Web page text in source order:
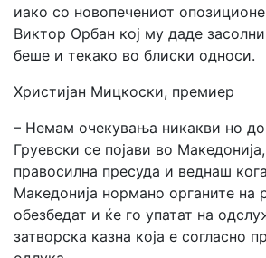
иако со новопечениот
Виктор Орбан кој му даде
беше и текако во блиски односи.
Христијан Мицкоски, премиер
– Немам очекувања никакви но
Груевски се појави во
правосилна пресуда и веднаш
Македонија нормано органите на
обезбедат и ќе го упатат на
затворска казна која е согласно